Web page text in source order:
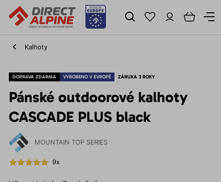
Kalhoty
DOPRAVA ZDARMA VYROBENO V EVROPĚ ZÁRUKA 3 ROKY
Pánské outdoorové kalhoty
CASCADE PLUS black
MOUNTAIN TOP SERIES
9x